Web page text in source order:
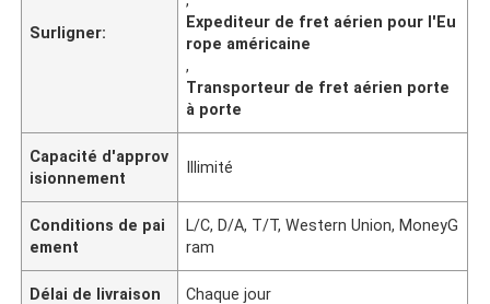
Surligner:
Expediteur de fret aérien pour l'Eu
rope américaine
,
Transporteur de fret aérien porte
à porte
Capacité d'approv
isionnement
Illimité
Conditions de pai
ement
L/C, D/A, T/T, Western Union, MoneyG
ram
Délai de livraison Chaque jour